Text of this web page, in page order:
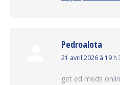
Pedroalota
dit
21 avril 2026 à 19 h
get ed meds